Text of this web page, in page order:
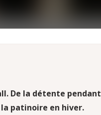
De la détente pendant
patinoire en hiver.